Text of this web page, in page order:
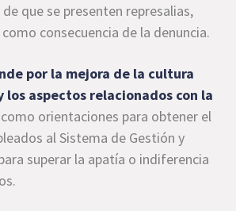
que se presenten represalias,
consecuencia de la denuncia.
por la mejora de la cultura
los aspectos relacionados con la
orientaciones para obtener el
al Sistema de Gestión y
superar la apatía o indiferencia